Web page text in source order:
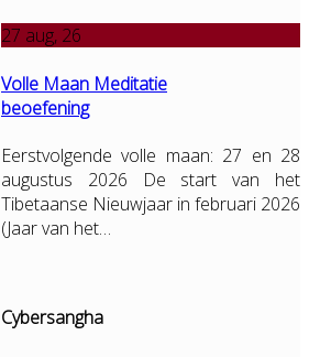
27 aug, 26
Volle Maan Meditatie
beoefening
Eerstvolgende volle maan: 27 en 28
augustus 2026 De start van het
Tibetaanse Nieuwjaar in februari 2026
(Jaar van het…
Cybersangha